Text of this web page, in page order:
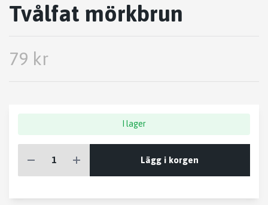
Tvålfat mörkbrun
79 kr
I lager
Lägg i korgen